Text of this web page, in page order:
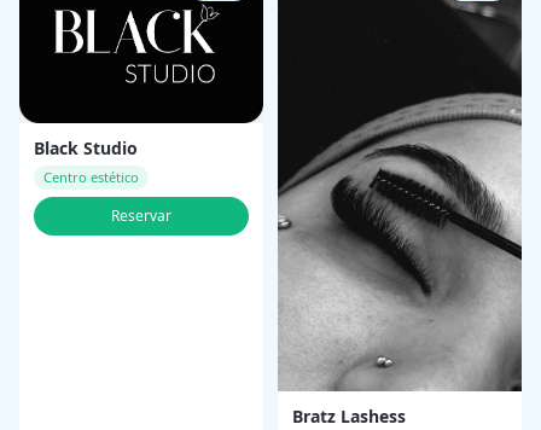
Black Studio
Centro estético
Reservar
Bratz Lashess